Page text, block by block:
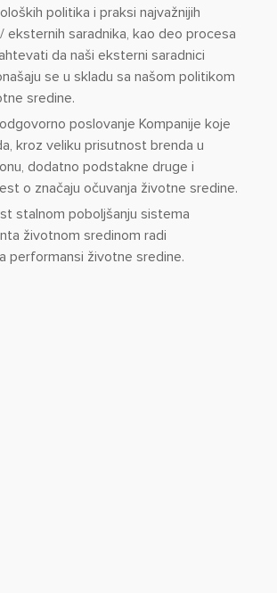
politika i praksi najvažnijih
eksternih saradnika, kao deo procesa
da naši eksterni saradnici
se u skladu sa našom politikom
sredine.
poslovanje Kompanije koje
kroz veliku prisutnost brenda u
dodatno podstakne druge i
o značaju očuvanja životne sredine.
stalnom poboljšanju sistema
životnom sredinom radi
performansi životne sredine.